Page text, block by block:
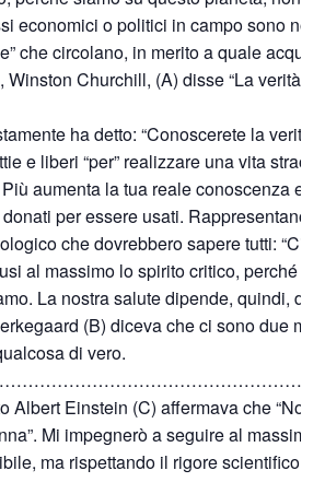
economici o politici in campo sono
che circolano, in merito a quale
Winston Churchill, (A) disse “La verità
ha detto: “Conoscerete la verità
e liberi “per” realizzare una vita
aumenta la tua reale conoscenza e
per essere usati.
che dovrebbero sapere tutti:
al massimo lo spirito critico, perché
La nostra salute dipende, quindi,
(B) diceva che ci sono due
di vero.
Albert Einstein (C) affermava che
Mi impegnerò a seguire al
ma rispettando il rigore scientifico di